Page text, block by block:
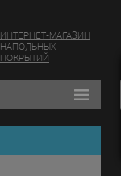
ИНТЕРНЕТ-МАГАЗИН
НАПОЛЬНЫХ
ПОКРЫТИЙ